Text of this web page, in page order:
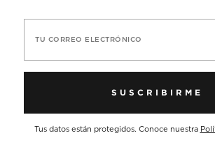
TU CORREO ELECTRÓNICO
SUSCRIBIRME
Tus datos están protegidos. Conoce nuestra